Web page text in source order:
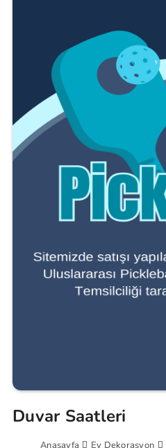
Duvar Saatleri
Anasayfa Ev Dekorasyon